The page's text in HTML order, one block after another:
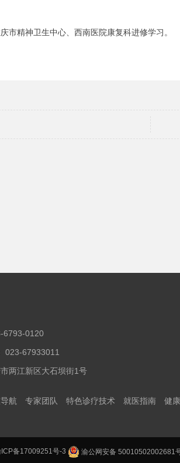
市精神卫生中心、西南医院康复科进修学习。
6793-0120
023-67933011
两江新区大石坝街1号
航 专家团队 特色诊疗技术 就医指南 健
ICP备17009251号-3 渝公网安备 50010502002681